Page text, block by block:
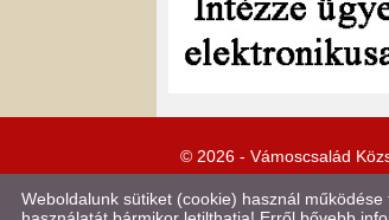
© 2026 - Vámoscsalád
Weboldalunk sütiket (cookie) használ